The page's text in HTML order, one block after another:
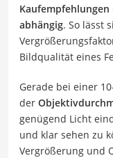
abhängig. So lässt
Bildqualität eines
Gerade bei einer
der
genügend Licht
und klar sehen zu
Vergrößerung und